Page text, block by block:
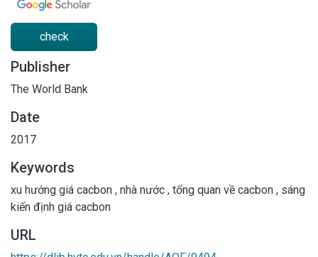
check
Publisher
The World Bank
Date
2017
Keywords
xu hướng giá cacbon , nhà nước , tổng quan về cacbon , sáng
kiến định giá cacbon
URL